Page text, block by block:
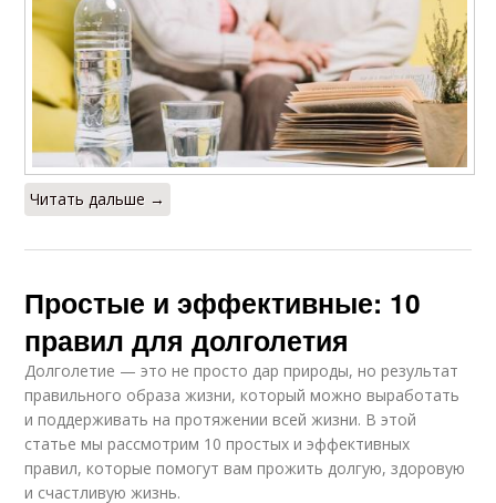
Читать дальше →
Простые и эффективные: 10
правил для долголетия
Долголетие — это не просто дар природы, но результат
правильного образа жизни, который можно выработать
и поддерживать на протяжении всей жизни. В этой
статье мы рассмотрим 10 простых и эффективных
правил, которые помогут вам прожить долгую, здоровую
и счастливую жизнь.